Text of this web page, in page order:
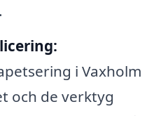
i Vaxholm
och de verktyg